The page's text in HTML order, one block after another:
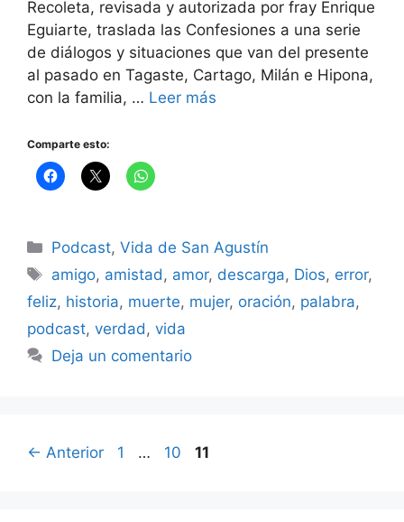
Recoleta, revisada y autorizada por fray Enrique
Eguiarte, traslada las Confesiones a una serie
de diálogos y situaciones que van del presente
al pasado en Tagaste, Cartago, Milán e Hipona,
con la familia, … Leer más
Comparte esto:
Categorías
Podcast,Vida de San Agustín
Etiquetas
amigo, amistad, amor, descarga, Dios, error,
feliz, historia, muerte, mujer, oración, palabra,
podcast, verdad, vida
Deja un comentario
← Anterior Página
1 … Página
10 Página
11